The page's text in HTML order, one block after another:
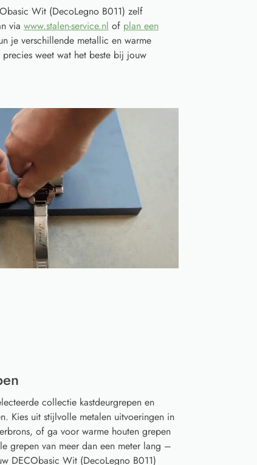
Wit (DecoLegno B011) zelf
via www.stalen-service.nl of plan een
je verschillende metallic en warme
weet wat het beste bij jouw
collectie kastdeurgrepen en
Kies uit stijlvolle metalen uitvoeringen in
of ga voor warme houten grepen
grepen van meer dan een meter lang –
DECObasic Wit (DecoLegno B011)